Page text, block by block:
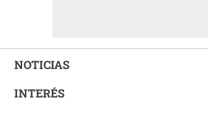
NOTICIAS
INTERÉS